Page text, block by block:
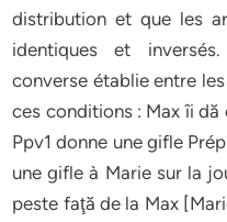
distribution et que les
identiques et
converse établie entre
ces conditions : Max îi
Ppv1 donne une gifle
une gifle à Marie sur la
peste faţă de la Max